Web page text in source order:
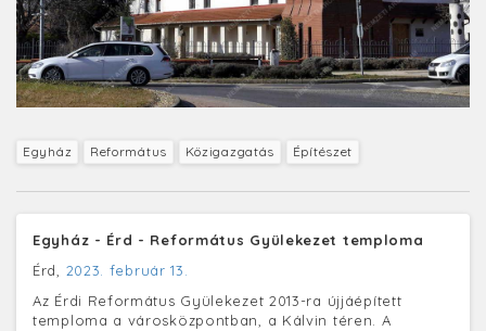
Egyház Református Közigazgatás Építészet
Egyház - Érd - Református Gyülekezet temploma
Érd, 2023. február 13.
Az Érdi Református Gyülekezet 2013-ra újjáépített
temploma a városközpontban, a Kálvin téren. A